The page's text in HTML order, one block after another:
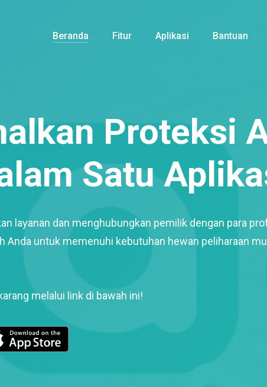
Beranda Fitur Aplikasi Bantuan
Proteksi
Satu
layanan dan menghubungkan pemilik dengan para
Anda untuk memenuhi kebutuhan hewan peliharaan
melalui link di bawah ini!